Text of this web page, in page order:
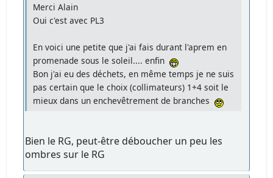
Merci Alain
Oui c'est avec PL3
En voici une petite que j'ai fais durant l'aprem en
promenade sous le soleil.... enfin
Bon j'ai eu des déchets, en même temps je ne suis
pas certain que le choix (collimateurs) 1+4 soit le
mieux dans un enchevêtrement de branches
Bien le RG, peut-être déboucher un peu les
ombres sur le RG